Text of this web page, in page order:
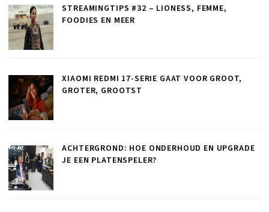
STREAMINGTIPS #32 – LIONESS, FEMME,
FOODIES EN MEER
XIAOMI REDMI 17-SERIE GAAT VOOR GROOT,
GROTER, GROOTST
ACHTERGROND: HOE ONDERHOUD EN UPGRADE
JE EEN PLATENSPELER?